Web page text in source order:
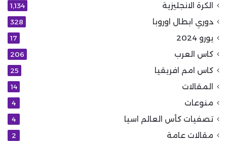
الكرة الانجليزية 1٬134
دوري ابطال اوروبا 328
يورو 2024 17
كاس العرب 206
كاس امم افريقيا 25
المقالات 14
منوعات 4
تصفيات كأس العالم اسيا 4
مقالات عامة 2